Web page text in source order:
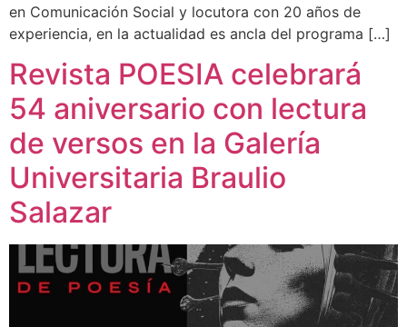
en Comunicación Social y locutora con 20 años de
experiencia, en la actualidad es ancla del programa […]
Revista POESIA celebrará
54 aniversario con lectura
de versos en la Galería
Universitaria Braulio
Salazar